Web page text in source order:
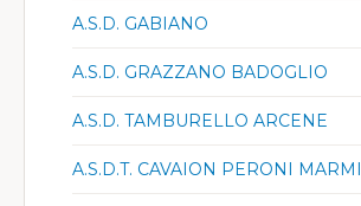
A.S.D. GABIANO
A.S.D. GRAZZANO BADOGLIO
A.S.D. TAMBURELLO ARCENE
A.S.D.T. CAVAION PERONI MARMI